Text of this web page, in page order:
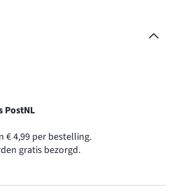
PostNL
€ 4,99 per bestelling.
gratis bezorgd.